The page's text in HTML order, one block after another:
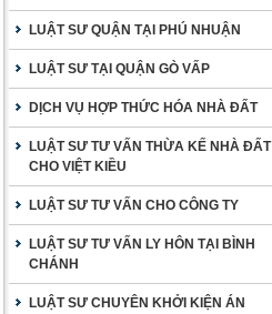
LUẬT SƯ QUẬN TẠI PHÚ NHUẬN
LUẬT SƯ TẠI QUẬN GÒ VẤP
DỊCH VỤ HỢP THỨC HÓA NHÀ ĐẤT
LUẬT SƯ TƯ VẤN THỪA KẾ NHÀ ĐẤT
CHO VIỆT KIỀU
LUẬT SƯ TƯ VẤN CHO CÔNG TY
LUẬT SƯ TƯ VẤN LY HÔN TẠI BÌNH
CHÁNH
LUẬT SƯ CHUYÊN KHỞI KIỆN ÁN